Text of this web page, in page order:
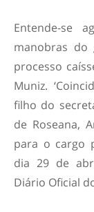
Entende-se
manobras do
processo
Muniz.
filho do
de Roseana,
para o cargo
dia 29 de
Diário Oficial